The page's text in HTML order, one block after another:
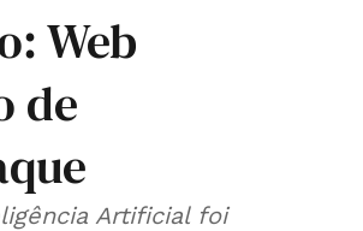
Web
de
Artificial foi